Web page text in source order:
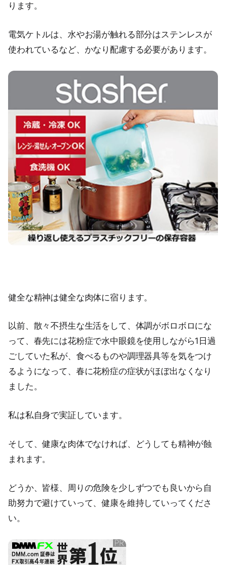
ります。
電気ケトルは、水やお湯が触れる部分はステンレスが
使われているなど、かなり配慮する必要があります。
健全な精神は健全な肉体に宿ります。
以前、散々不摂生な生活をして、体調がボロボロにな
って、春先には花粉症で水中眼鏡を使用しながら1日過
ごしていた私が、食べるものや調理器具等を気をつけ
るようになって、春に花粉症の症状がほぼ出なくなり
ました。
私は私自身で実証しています。
そして、健康な肉体でなければ、どうしても精神が蝕
まれます。
どうか、皆様、周りの危険を少しずつでも良いから自
助努力で避けていって、健康を維持していってくださ
い。